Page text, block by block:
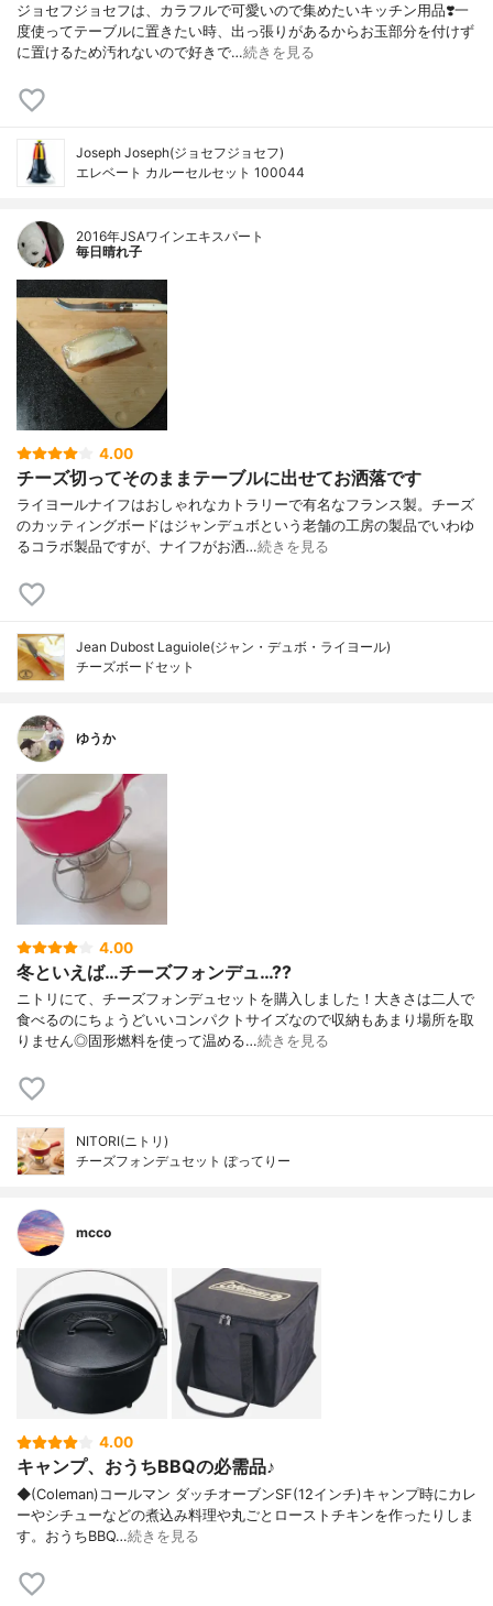
ジョセフジョセフは、カラフルで可愛いので集めたいキッチン用品❣️一
度使ってテーブルに置きたい時、出っ張りがあるからお玉部分を付けず
に置けるため汚れないので好きで…続きを見る
Joseph Joseph(ジョセフジョセフ)
エレベート カルーセルセット 100044
2016年JSAワインエキスパート
毎日晴れ子
4.00
チーズ切ってそのままテーブルに出せてお洒落です
ライヨールナイフはおしゃれなカトラリーで有名なフランス製。チーズ
のカッティングボードはジャンデュボという老舗の工房の製品でいわゆ
るコラボ製品ですが、ナイフがお洒…続きを見る
Jean Dubost Laguiole(ジャン・デュボ・ライヨール)
チーズボードセット
ゆうか
4.00
冬といえば…チーズフォンデュ…??
ニトリにて、チーズフォンデュセットを購入しました！大きさは二人で
食べるのにちょうどいいコンパクトサイズなので収納もあまり場所を取
りません◎固形燃料を使って温める…続きを見る
NITORI(ニトリ)
チーズフォンデュセット ぽってりー
mcco
4.00
キャンプ、おうちBBQの必需品♪
◆(Coleman)コールマン ダッチオーブンSF(12インチ)キャンプ時にカレ
ーやシチューなどの煮込み料理や丸ごとローストチキンを作ったりしま
す。おうちBBQ…続きを見る